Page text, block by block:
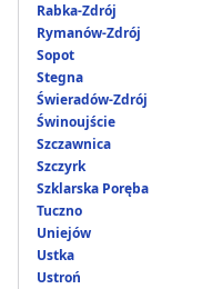
Rabka-Zdrój
Rymanów-Zdrój
Sopot
Stegna
Świeradów-Zdrój
Świnoujście
Szczawnica
Szczyrk
Szklarska Poręba
Tuczno
Uniejów
Ustka
Ustroń